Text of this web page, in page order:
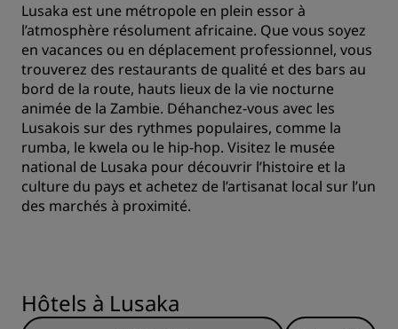
Lusaka est une métropole en plein essor à
l’atmosphère résolument africaine. Que vous soyez
en vacances ou en déplacement professionnel, vous
trouverez des restaurants de qualité et des bars au
bord de la route, hauts lieux de la vie nocturne
animée de la Zambie. Déhanchez-vous avec les
Lusakois sur des rythmes populaires, comme la
rumba, le kwela ou le hip-hop. Visitez le musée
national de Lusaka pour découvrir l’histoire et la
culture du pays et achetez de l’artisanat local sur l’un
des marchés à proximité.
Hôtels à Lusaka